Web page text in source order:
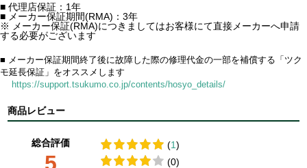
■ 代理店保証：1年
■ メーカー保証期間(RMA)：3年
※ メーカー保証(RMA)につきましてはお客様にて直接メーカーへ申請
する必要がございます
■ メーカー保証期間終了後に故障した際の修理代金の一部を補償する「ツク
モ延長保証」をオススメします
https://support.tsukumo.co.jp/contents/hosyo_details/
商品レビュー
総合評価
5
(1)
(0)